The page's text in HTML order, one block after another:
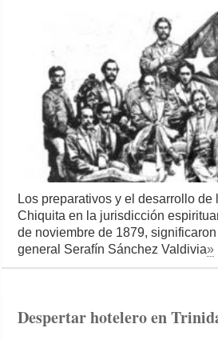
Los preparativos y el desarrollo de
Chiquita en la jurisdicción
de noviembre de 1879,
general Serafín Sánchez Valdivia»
Despertar hotelero en